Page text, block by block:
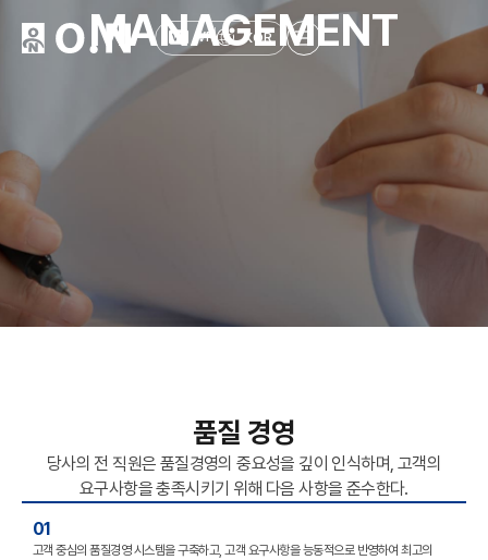
VR KOR
MANAGEMENT
품질 경영
당사의 전 직원은 품질경영의 중요성을 깊이 인식하며, 고객의
요구사항을 충족시키기 위해 다음 사항을 준수한다.
01
고객 중심의 품질경영 시스템을 구축하고, 고객 요구사항을 능동적으로 반영하여 최고의